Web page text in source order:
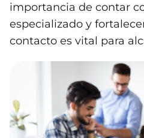
importancia de contar
especializado y
contacto es vital para